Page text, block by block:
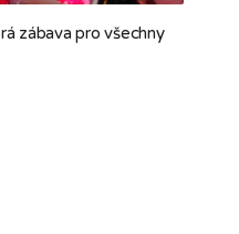
zábava pro všechny